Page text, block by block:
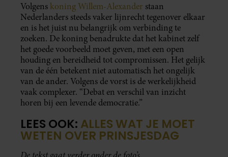
Volgens koning Willem-Alexander staan
Nederlanders steeds vaker lijnrecht tegenover elkaar
en is het juist nu belangrijk om verbinding te
zoeken. De koning benadrukte dat het kabinet zelf
het goede voorbeeld moet geven, met een open
houding en bereidheid tot compromissen. Het gelijk
van de één betekent niet automatisch het ongelijk
van de ander. Volgens de vorst is de werkelijkheid
vaak complexer. “Debat en verschil van inzicht
horen bij een levende democratie.”
LEES OOK: ALLES WAT JE MOET
WETEN OVER PRINSJESDAG